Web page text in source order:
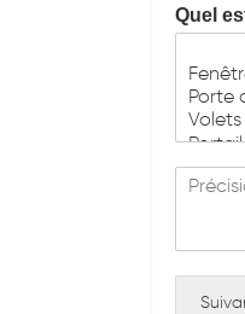
Quel
s
a